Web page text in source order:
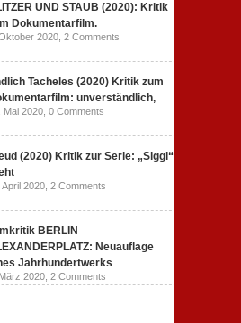
UND STAUB (2020): Kritik
Dokumentarfilm.
2020, 2 Comments
Tacheles (2020) Kritik zum
unverständlich,
Mai 2020, 0 Comments
(2020) Kritik zur Serie: „Siggi“
April 2020, 2 Comments
BERLIN
Neuauflage
Jahrhundertwerks
2020, 2 Comments